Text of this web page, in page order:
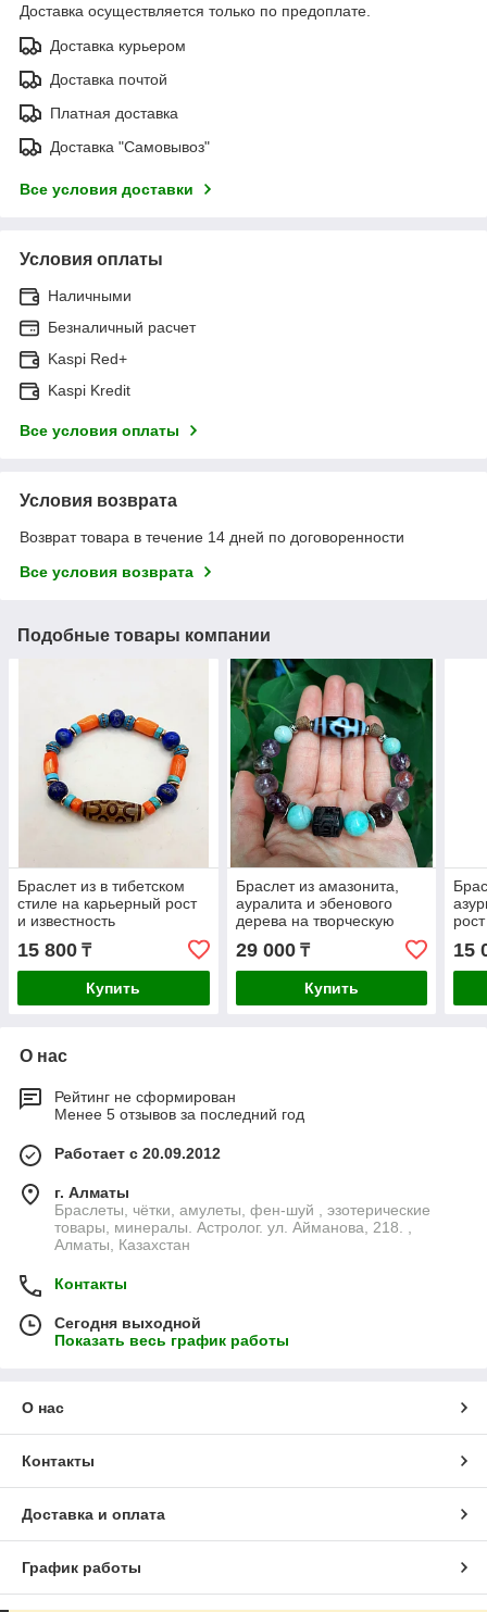
Доставка осуществляется только по предоплате.
Доставка курьером
Доставка почтой
Платная доставка
Доставка "Самовывоз"
Все условия доставки
Условия оплаты
Наличными
Безналичный расчет
Kaspi Red+
Kaspi Kredit
Все условия оплаты
Условия возврата
Возврат товара в течение 14 дней по договоренности
Все условия возврата
Подобные товары компании
Браслет из в тибетском
стиле на карьерный рост
и известность
15 800 ₸
Купить
Браслет из амазонита,
ауралита и эбенового
дерева на творческую
реализацию и карьерный
рост
29 000₸
Купить
рост
15
О нас
Рейтинг не сформирован
Менее 5 отзывов за последний год
Работает с 20.09.2012
г. Алматы
Браслеты, чётки, амулеты, фен-шуй , эзотерические
товары, минералы. Астролог. ул. Айманова, 218. ,
Алматы, Казахстан
Контакты
Сегодня выходной
Показать весь график работы
О нас
Контакты
Доставка и оплата
График работы